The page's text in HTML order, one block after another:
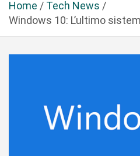
Home
Tech News
Windows 10: L’ultimo